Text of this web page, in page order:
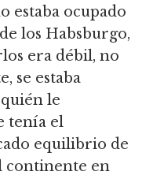
estaba ocupado
los Habsburgo,
era débil, no
se estaba
le
tenía el
equilibrio de
continente en